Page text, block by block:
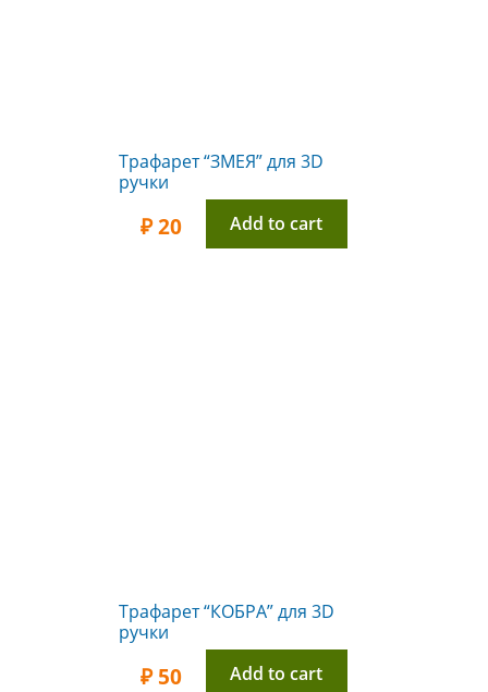
Трафарет “ЗМЕЯ” для 3D
ручки
₽20 Add to cart
Трафарет “КОБРА” для 3D
ручки
₽50 Add to cart